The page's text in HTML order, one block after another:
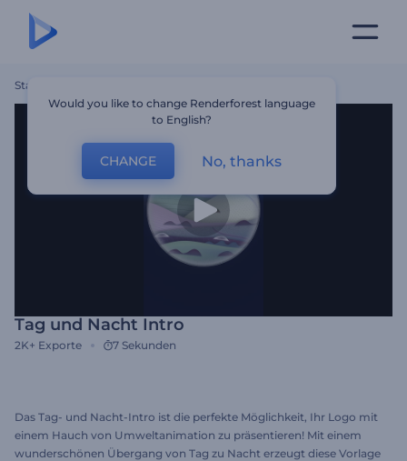
Startseite
Tag und Nacht Intro
2K+ Exporte 7 Sekunden
Das Tag- und Nacht-Intro ist die perfekte Möglichkeit, Ihr Logo mit
einem Hauch von Umweltanimation zu präsentieren! Mit einem
wunderschönen Übergang von Tag zu Nacht erzeugt diese Vorlage
Would you like to change Renderforest language
to English?
CHANGE No, thanks